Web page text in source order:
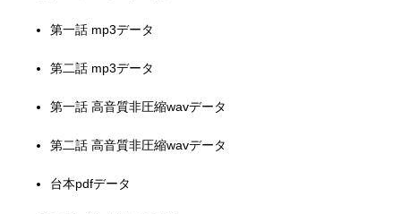
第一話 mp3データ
第二話 mp3データ
第一話 高音質非圧縮wavデータ
第二話 高音質非圧縮wavデータ
台本pdfデータ